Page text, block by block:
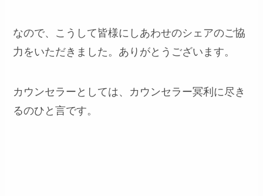
なので、こうして皆様にしあわせのシェアのご協
力をいただきました。ありがとうございます。
カウンセラーとしては、カウンセラー冥利に尽き
るのひと言です。